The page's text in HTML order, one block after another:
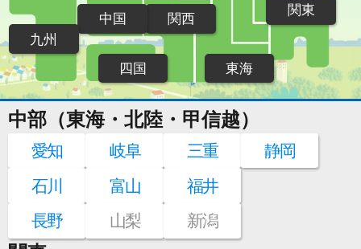
関東
東海
関西
中国
四国
九州
中部（東海・北陸・甲信越）
愛知 岐阜 三重
静岡
石川
富山
福井
長野
山梨 新潟